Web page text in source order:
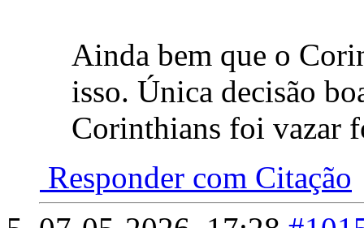
Ainda bem que o
isso. Única decisão
Corinthians foi vazar
Responder com Citação